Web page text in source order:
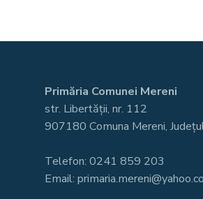
Primăria Comunei Mereni
str. Libertății, nr. 112
907180 Comuna Mereni,
Telefon: 0241 859 203
Email: